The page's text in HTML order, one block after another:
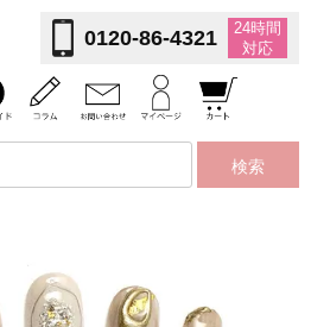
0120-86-4321
24時間
対応
検索